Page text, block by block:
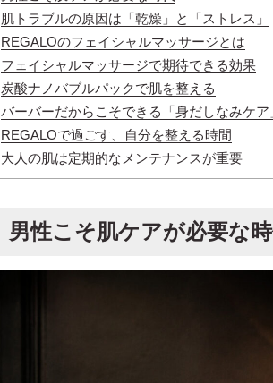
肌トラブルの原因は「乾燥」と「ストレス」
REGALOのフェイシャルマッサージとは
フェイシャルマッサージで期待できる効果
炭酸ナノバブルパックで肌を整える
バーバーだからこそできる「身だしなみケア
REGALOで過ごす、自分を整える時間
大人の肌は定期的なメンテナンスが重要
男性こそ肌ケアが必要な